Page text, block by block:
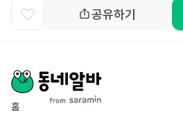
공유하기
홈